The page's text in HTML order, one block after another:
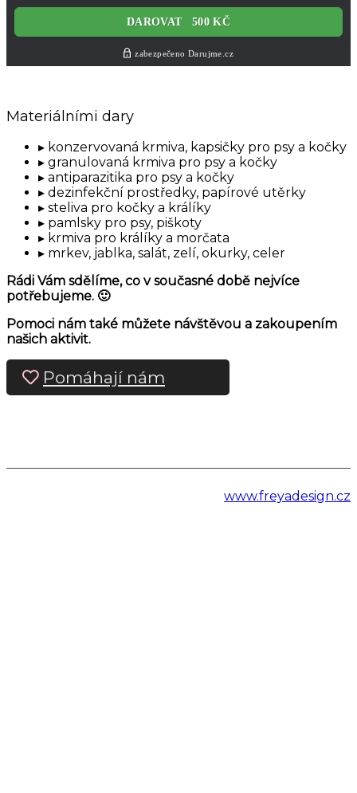
Materiálními dary
konzervovaná krmiva, kapsičky pro psy a kočky
granulovaná krmiva pro psy a kočky
antiparazitika pro psy a kočky
dezinfekční prostředky, papírové utěrky
steliva pro kočky a králíky
pamlsky pro psy, piškoty
krmiva pro králíky a morčata
mrkev, jablka, salát, zelí, okurky, celer
Rádi Vám sdělíme, co v současné době nejvíce
potřebujeme. 🙂
Pomoci nám také můžete návštěvou a zakoupením
našich aktivit.
Pomáhají nám
www.freyadesign.cz